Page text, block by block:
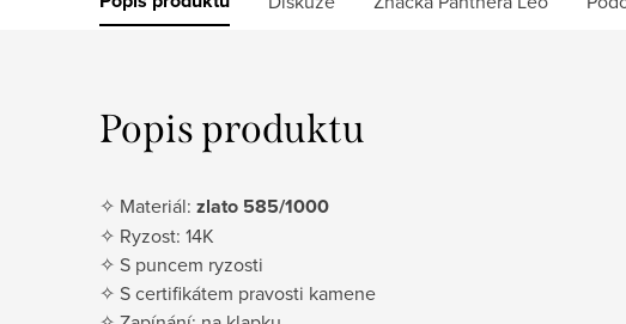
Popis produktu
✧ Materiál: zlato 585/1000
✧ Ryzost: 14K
✧ S puncem ryzosti
✧ S certifikátem pravosti kamene